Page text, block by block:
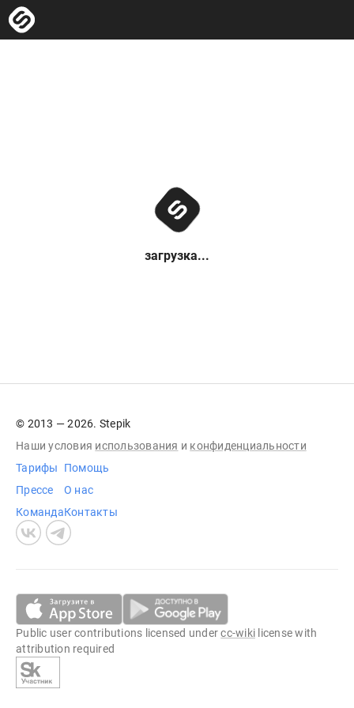
загрузка...
© 2013 — 2026. Stepik
Наши условия использования и конфиденциальности
Тарифы
Прессе
Команда
Помощь
О нас
Контакты
Public user contributions licensed undercc-wiki license with
attribution required